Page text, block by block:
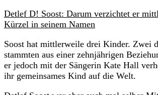
Detlef D! Soost: Darum verzichtet er
Kürzel in seinem Namen
Soost hat mittlerweile drei Kinder. Zwei
stammten aus einer zehnjährigen
er jedoch mit der Sängerin Kate Hall
ihr gemeinsames Kind auf die Welt.